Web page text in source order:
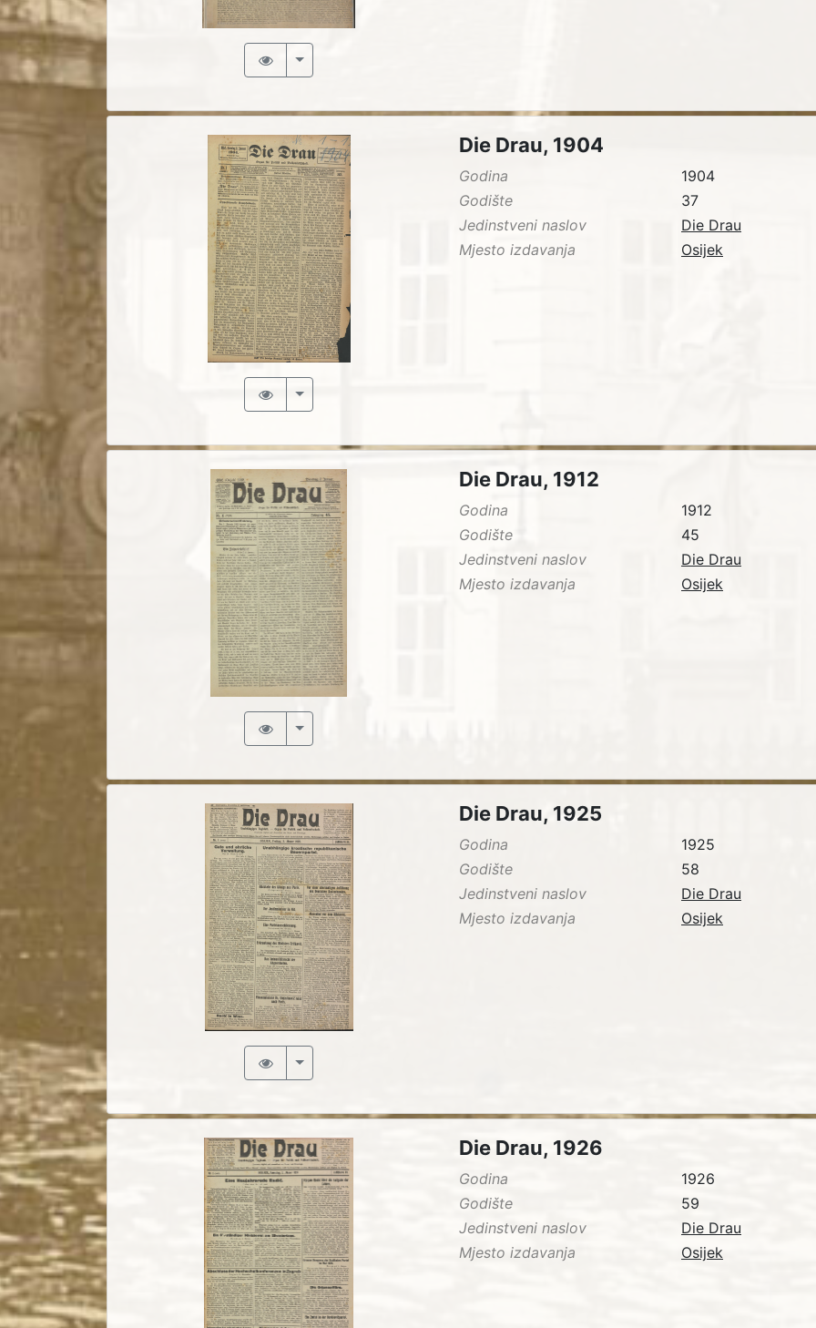
Die Drau, 1904
Godina
1904
Godište
37
Jedinstveni naslov
Die Drau
Mjesto izdavanja
Osijek
Die Drau, 1912
Godina
1912
Godište
45
Jedinstveni naslov
Die Drau
Mjesto izdavanja
Osijek
Die Drau, 1925
Godina
1925
Godište
58
Jedinstveni naslov
Die Drau
Mjesto izdavanja
Osijek
Die Drau, 1926
Godina
1926
Godište
59
Jedinstveni naslov
Die Drau
Mjesto izdavanja
Osijek